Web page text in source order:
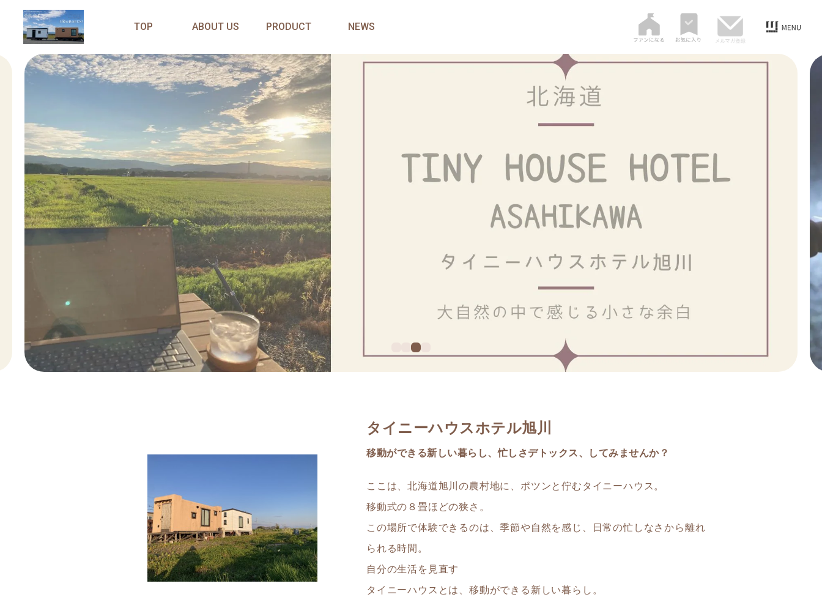
TOP ABOUT US PRODUCT NEWS
タイニーハウスホテル旭川
移動ができる新しい暮らし、忙しさデトックス、してみませんか？
ここは、北海道旭川の農村地に、ポツンと佇むタイニーハウス。
移動式の８畳ほどの狭さ。
この場所で体験できるのは、季節や自然を感じ、日常の忙しなさから離れ
られる時間。
自分の生活を見直す
タイニーハウスとは、移動ができる新しい暮らし。